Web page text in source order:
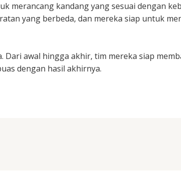
merancang kandang yang sesuai dengan
yang berbeda, dan mereka siap untuk
awal hingga akhir, tim mereka siap
dengan hasil akhirnya.